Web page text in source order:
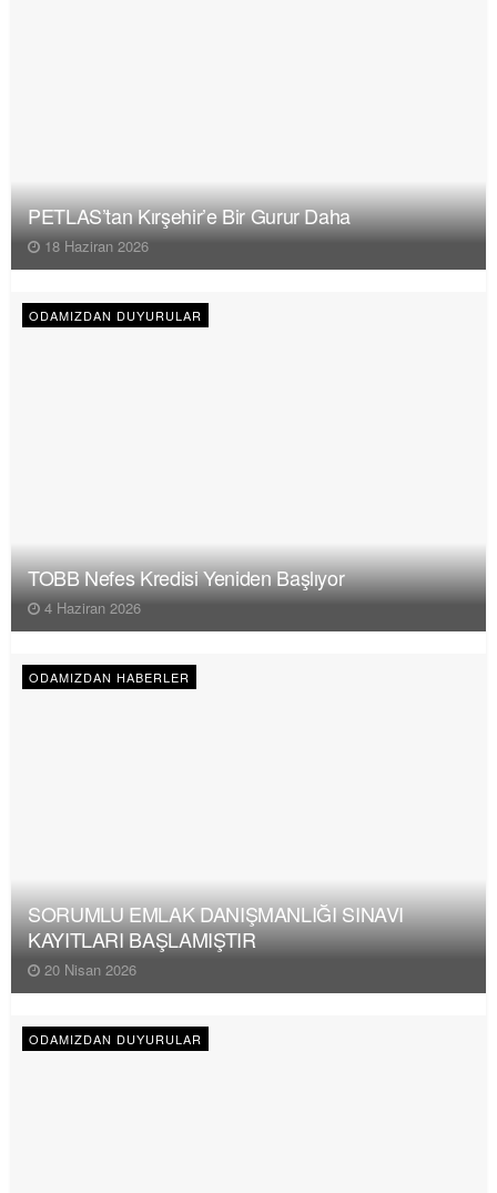
PETLAS’tan Kırşehir’e Bir Gurur Daha
18 Haziran 2026
ODAMIZDAN DUYURULAR
TOBB Nefes Kredisi Yeniden Başlıyor
4 Haziran 2026
ODAMIZDAN HABERLER
SORUMLU EMLAK DANIŞMANLIĞI SINAVI
KAYITLARI BAŞLAMIŞTIR
20 Nisan 2026
ODAMIZDAN DUYURULAR